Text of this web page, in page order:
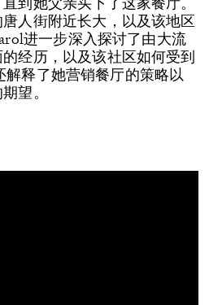
人街附近长大，以及该地区
进一步深入探讨了由大流
经历，以及该社区如何受到
解释了她营销餐厅的策略以
望。